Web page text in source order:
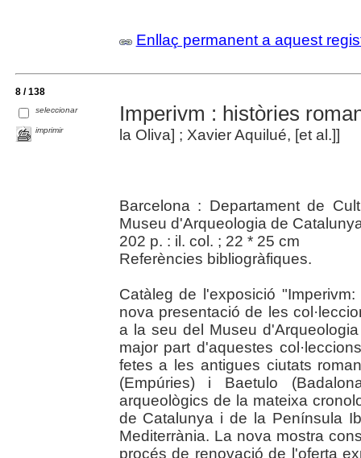
Enllaç permanent a aquest
8 / 138
seleccionar
imprimir
Imperivm : històries
la Oliva] ; Xavier Aquilué, [et al.]]
Barcelona : Departament de
Museu d'Arqueologia de
202 p. : il. col. ; 22 * 25 cm
Referències bibliogràfiques.
Catàleg de l'exposició
nova presentació de les
a la seu del Museu
major part d'aquestes
fetes a les antigues ciutats
(Empúries) i Baetulo
arqueològics de la mateixa
de Catalunya i de la Península
Mediterrània. La nova mostra
procés de renovació de l'oferta